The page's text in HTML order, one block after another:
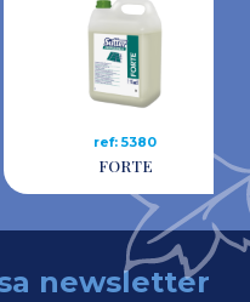
ref: 5380
FORTE
newsletter